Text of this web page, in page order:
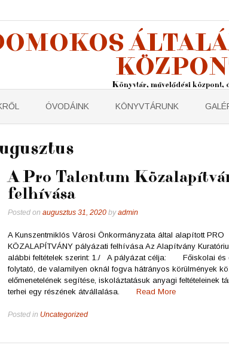
Könyvtár, művelődési központ,
ÓVODÁINK KÖNYVTÁRUNK
A Pro Talentum
felhívása
Posted onaugusztus 31, 2020 byadmin
A Kunszentmiklós Városi Önkormányzata által alapított PRO
KÖZALAPÍTVÁNY pályázati felhívása Az Alapítvány
alábbi feltételek szerint: 1./ A pályázat célja: Főiskolai és
folytató, de valamilyen oknál fogva hátrányos körülmények
előmenetelének segítése, iskoláztatásuk anyagi feltételeinek
terhei egy részének átvállalása.Read More
Posted in Uncategorized